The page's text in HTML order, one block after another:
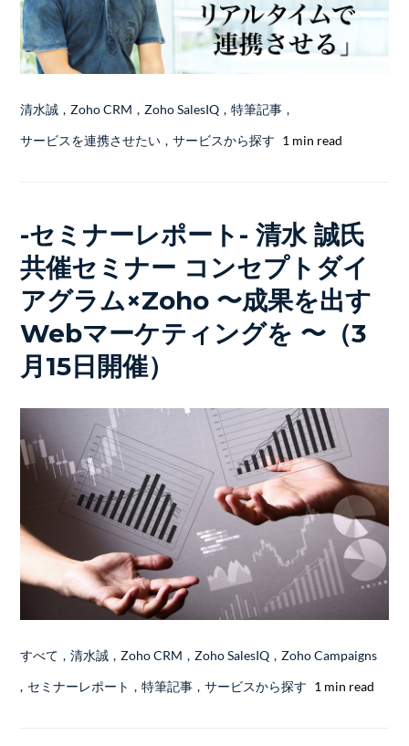
清水誠 , Zoho CRM , Zoho SalesIQ , 特筆記事 ,
サービスを連携させたい , サービスから探す 1 min read
-セミナーレポート- 清水 誠氏
共催セミナー コンセプトダイ
アグラム×Zoho 〜成果を出す
Webマーケティングを 〜（3
月15日開催）
すべて , 清水誠 , Zoho CRM , Zoho SalesIQ , Zoho Campaigns
, セミナーレポート , 特筆記事 , サービスから探す 1 min read